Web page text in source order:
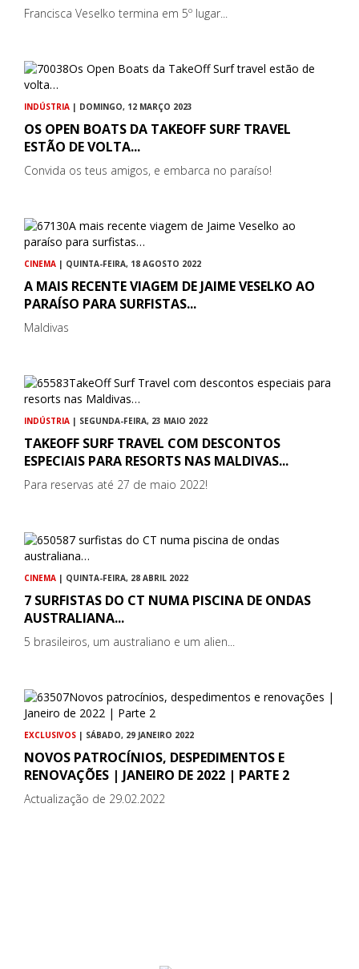
Francisca Veselko termina em 5º lugar...
INDÚSTRIA | DOMINGO, 12 MARÇO 2023
OS OPEN BOATS DA TAKEOFF SURF TRAVEL
ESTÃO DE VOLTA...
Convida os teus amigos, e embarca no paraíso!
CINEMA | QUINTA-FEIRA, 18 AGOSTO 2022
A MAIS RECENTE VIAGEM DE JAIME VESELKO AO
PARAÍSO PARA SURFISTAS...
Maldivas
INDÚSTRIA | SEGUNDA-FEIRA, 23 MAIO 2022
TAKEOFF SURF TRAVEL COM DESCONTOS
ESPECIAIS PARA RESORTS NAS MALDIVAS...
Para reservas até 27 de maio 2022!
CINEMA | QUINTA-FEIRA, 28 ABRIL 2022
7 SURFISTAS DO CT NUMA PISCINA DE ONDAS
AUSTRALIANA...
5 brasileiros, um australiano e um alien...
EXCLUSIVOS | SÁBADO, 29 JANEIRO 2022
NOVOS PATROCÍNIOS, DESPEDIMENTOS E
RENOVAÇÕES | JANEIRO DE 2022 | PARTE 2
Actualização de 29.02.2022